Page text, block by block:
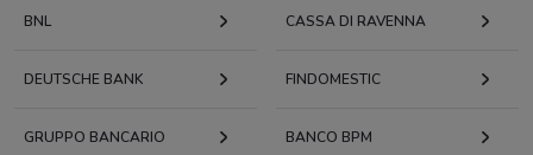
BNL CASSA DI RAVENNA
DEUTSCHE BANK FINDOMESTIC
GRUPPO BANCARIO
BANCO BPM